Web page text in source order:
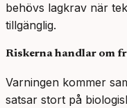
behövs lagkrav när
tillgänglig.
Riskerna handlar om
Varningen kommer
satsar stort på